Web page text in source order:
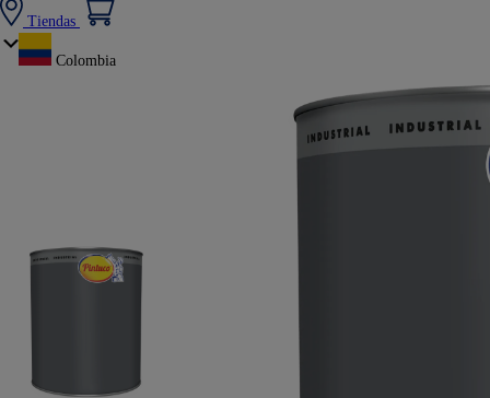
Tiendas
Colombia